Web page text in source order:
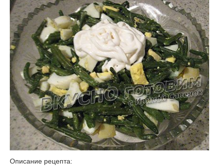
Описание рецепта: